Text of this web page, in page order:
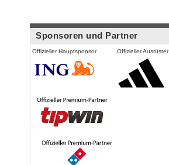
Sponsoren und Partner
Offizieller Hauptsponsor Offizieller Ausrüster